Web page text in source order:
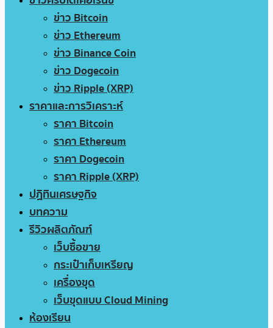
ข่าว Bitcoin
ข่าว Ethereum
ข่าว Binance Coin
ข่าว Dogecoin
ข่าว Ripple (XRP)
ราคาและการวิเคราะห์
ราคา Bitcoin
ราคา Ethereum
ราคา Dogecoin
ราคา Ripple (XRP)
ปฏิทินเศรษฐกิจ
บทความ
รีวิวผลิตภัณฑ์
เว็บซื้อขาย
กระเป๋าเก็บเหรียญ
เครื่องขุด
เว็บขุดแบบ Cloud Mining
ห้องเรียน